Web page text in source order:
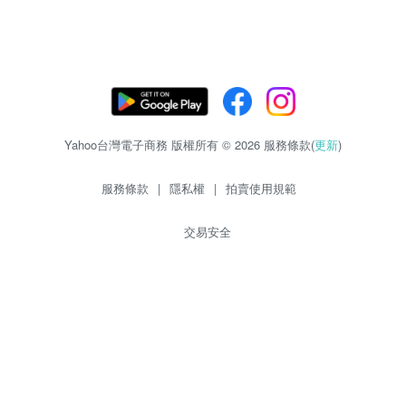
Yahoo台灣電子商務 版權所有 © 2026 服務條款(更新)
服務條款 | 隱私權 | 拍賣使用規範
交易安全